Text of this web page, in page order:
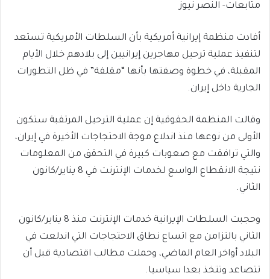
متابعات- النصر نيوز
أفادت منظمة إيرانية أمريكية بأن السلطات الأمريكية تستعد
لتنفيذ عملية ترحيل مهاجرين إيرانيين إلى بلادهم خلال الأيام
المقبلة، في خطوة وصفتها بأنها “مقلقة” في ظل التطورات
الجارية داخل إيران.
وقالت المنظمة الحقوقية إن عملية الترحيل المرتقبة ستكون
الأولى من نوعها منذ اندلاع موجة الاحتجاجات الأخيرة في إيران،
والتي ترافقت مع صعوبات كبيرة في التحقق من المعلومات
نتيجة الانقطاع الواسع لخدمات الإنترنت في 8 يناير/كانون
الثاني.
وحجبت السلطات الإيرانية خدمات الإنترنت منذ 8 يناير/كانون
الثاني بالتزامن مع اتساع نطاق الاحتجاجات التي اندلعت في
البلاد أواخر العام الماضي، وحملت مطالب اقتصادية قبل أن
تتصاعد وتتخذ بعدا سياسيا.